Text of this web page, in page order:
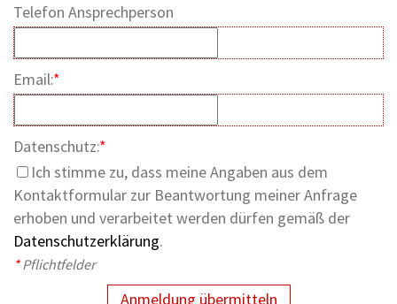
Telefon Ansprechperson
Email:*
Datenschutz:*
Ich stimme zu, dass meine Angaben aus dem
Kontaktformular zur Beantwortung meiner Anfrage
erhoben und verarbeitet werden dürfen gemäß der
Datenschutzerklärung.
*Pflichtfelder
Anmeldung übermitteln